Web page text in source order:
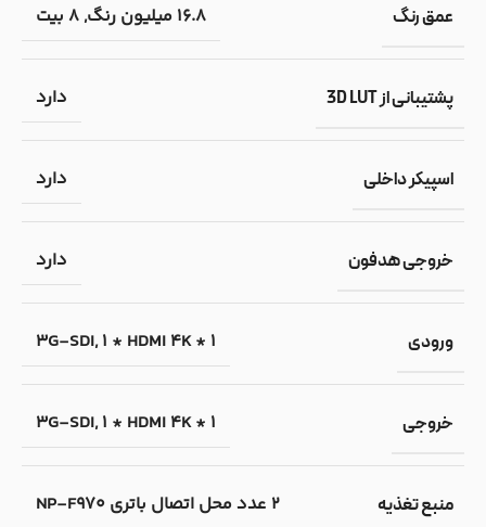
عمق رنگ ۱۶.۸ میلیون رنگ , ۸ بیت
پشتیبانی از 3D LUT دارد
اسپیکر داخلی دارد
خروجی هدفون دارد
ورودی 1 * 3G-SDI
,1 * HDMI 4K
خروجی 1 * 3G-SDI
,1 * HDMI 4K
منبع تغذیه 2 عدد محل اتصال باتری NP-F970